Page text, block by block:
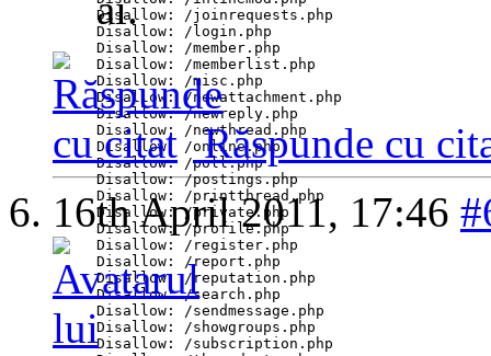
Disallow: /joinrequests.php
Disallow: /login.php
Disallow: /member.php
Disallow: /memberlist.php
Disallow: /misc.php
Disallow: /newattachment.php
Disallow: /newreply.php
Disallow: /newthread.php
Disallow: /online.php
Disallow: /poll.php
Disallow: /postings.php
Disallow: /printthread.php
Disallow: /private.php
Disallow: /profile.php
Disallow: /register.php
Disallow: /report.php
Disallow: /reputation.php
Disallow: /search.php
Disallow: /sendmessage.php
Disallow: /showgroups.php
Disallow: /subscription.php
Răspunde cu
16th April 2011, 17:46